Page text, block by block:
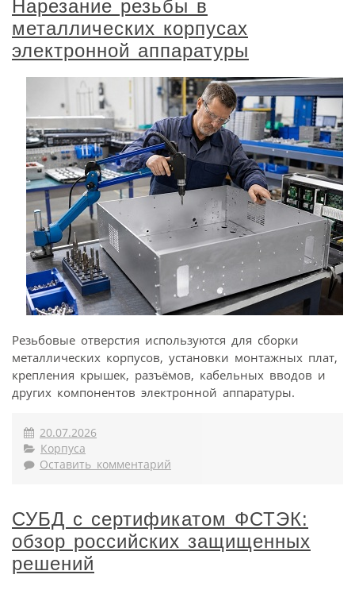
Нарезание резьбы в
металлических корпусах
электронной аппаратуры
Резьбовые отверстия используются для сборки
металлических корпусов, установки монтажных плат,
крепления крышек, разъёмов, кабельных вводов и
других компонентов электронной аппаратуры.
20.07.2026
Корпуса
Оставить комментарий
СУБД с сертификатом ФСТЭК:
обзор российских защищенных
решений